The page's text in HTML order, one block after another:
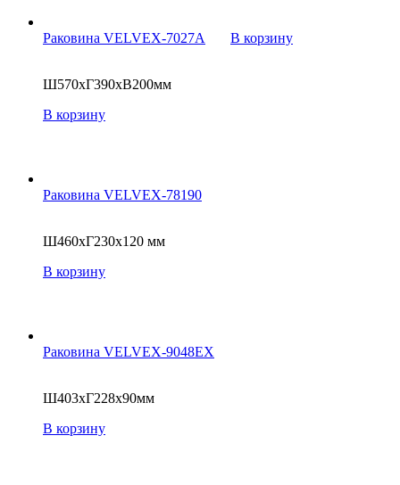
Раковина VELVEX-7027A
Ш570xГ390xВ200мм
В корзину
Раковина VELVEX-78190
Ш460xГ230x120 мм
В корзину
Раковина VELVEX-9048EX
Ш403xГ228x90мм
В корзину
В корзину